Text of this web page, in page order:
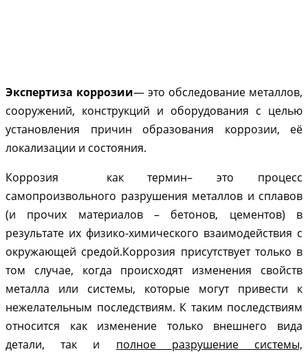
Экспертиза коррозии— это обследование металлов,
сооружений, конструкций и оборудования с целью
установления причин образования коррозии, её
локализации и состояния.
Коррозия как термин– это процесс
самопроизвольного разрушения металлов и сплавов
(и прочих материалов – бетонов, цементов) в
результате их физико-химического взаимодействия с
окружающей средой.Коррозия присутствует только в
том случае, когда происходят изменения свойств
металла или системы, которые могут привести к
нежелательным последствиям. К таким последствиям
относится как изменение только внешнего вида
детали, так и полное разрушение системы,